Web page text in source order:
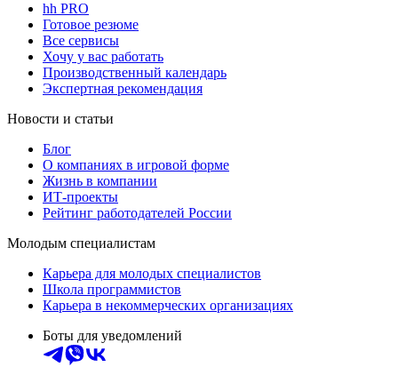
hh PRO
Готовое резюме
Все сервисы
Хочу у вас работать
Производственный календарь
Экспертная рекомендация
Новости и статьи
Блог
О компаниях в игровой форме
Жизнь в компании
ИТ-проекты
Рейтинг работодателей России
Молодым специалистам
Карьера для молодых специалистов
Школа программистов
Карьера в некоммерческих организациях
Боты для уведомлений